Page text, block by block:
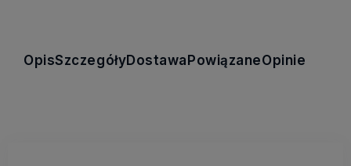
OpisSzczegółyDostawaPowiązaneOpinie